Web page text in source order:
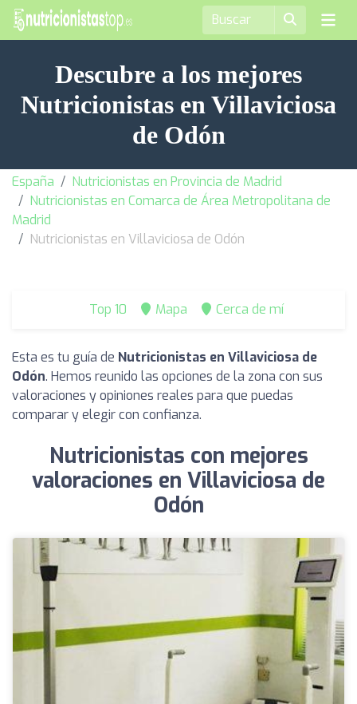
Descubre a los mejores
Nutricionistas en Villaviciosa
de Odón
España
Nutricionistas en Provincia de Madrid
Nutricionistas en Comarca de Área Metropolitana de
Madrid
Nutricionistas en Villaviciosa de Odón
Top 10 Mapa Cerca de mí
Esta es tu guía de Nutricionistas en Villaviciosa de
Odón. Hemos reunido las opciones de la zona con sus
valoraciones y opiniones reales para que puedas
comparar y elegir con confianza.
Nutricionistas con mejores
valoraciones en Villaviciosa de
Odón